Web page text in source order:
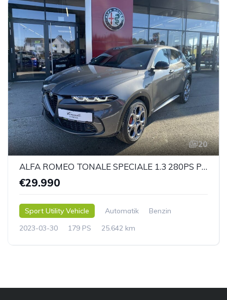
20
ALFA ROMEO TONALE SPECIALE 1.3 280PS PHEV AT AWD
€29.990
Sport Utility Vehicle Automatik
Benzin
2023-03-30
179 PS 25.642 km